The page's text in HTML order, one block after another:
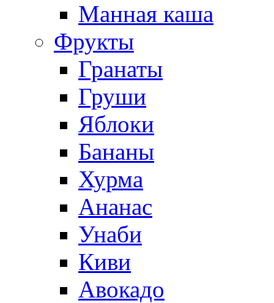
Манная каша
Фрукты
Гранаты
Груши
Яблоки
Бананы
Хурма
Ананас
Унаби
Киви
Авокадо